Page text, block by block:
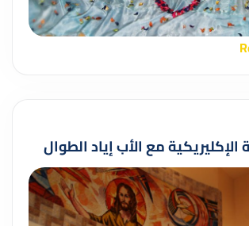
مع الأب إياد الطوال